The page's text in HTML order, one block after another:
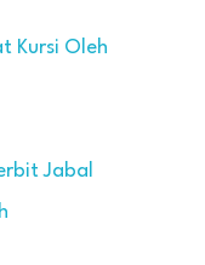
Kursi Oleh
Jabal